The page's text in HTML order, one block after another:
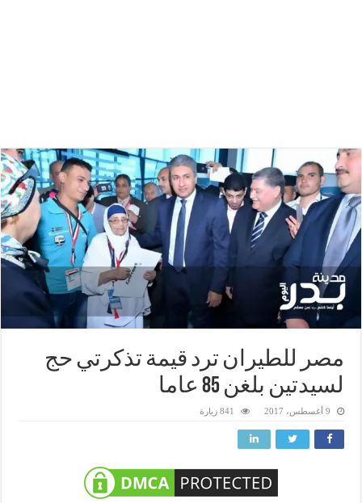
مصر للطيران ترد قيمة تذكرتي حج
لسيدتين بلغن 85 عاما
9 أغسطس، 2017 841 زيارة